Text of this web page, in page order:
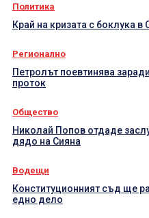
Политика
Край на кризата с боклука в
Регионално
Петролът поевтинява
проток
Общество
Николай Попов отдаде
дядо на Сияна
Водещи
Конституционният съд ще
едно дело